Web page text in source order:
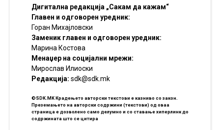
Дигитална редакција „Сакам да кажам“
Главен и одговорен уредник:
Горан Михајловски
Заменик главен и одговорен уредник:
Марина Костова
Менаџер на социјални мрежи:
Мирослав Илиоски
Редакцијa: sdk@sdk.mk
©SDK.MK Крадењето авторски текстови е казниво со закон.
Преземањето на авторски содржини (текстови) од оваа
страница е дозволено само делумно и со ставање хиперлинк до
содржината што се цитира